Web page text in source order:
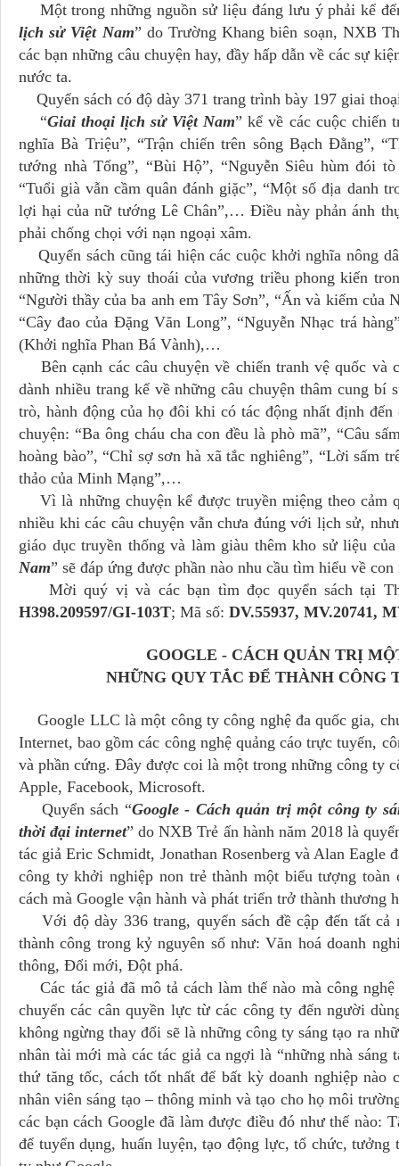
Một trong những nguồn sử liệu đáng lưu ý phải kể
lịch sử Việt Nam” do Trường Khang biên soạn, NXB
các bạn những câu chuyện hay, đầy hấp dẫn về các sự
nước ta.
Quyển sách có độ dày 371 trang trình bày 197 giai
“Giai thoại lịch sử Việt Nam” kể về các cuộc chiến
nghĩa Bà Triệu”, “Trận chiến trên sông Bạch Đằng”,
tướng nhà Tống”, “Bùi Hộ”, “Nguyễn Siêu hùm đói
“Tuổi già vẫn cầm quân đánh giặc”, “Một số địa danh
lợi hại của nữ tướng Lê Chân”,… Điều này phản ánh
phải chống chọi với nạn ngoại xâm.
Quyển sách cũng tái hiện các cuộc khởi nghĩa nông
những thời kỳ suy thoái của vương triều phong kiến
“Người thầy của ba anh em Tây Sơn”, “Ấn và kiếm của
“Cây đao của Đặng Văn Long”, “Nguyễn Nhạc trá
(Khởi nghĩa Phan Bá Vành),…
Bên cạnh các câu chuyện về chiến tranh vệ quốc và
dành nhiều trang kể về những câu chuyện thâm cung
trò, hành động của họ đôi khi có tác động nhất định
chuyện: “Ba ông cháu cha con đều là phò mã”, “Câu
hoàng bào”, “Chỉ sợ sơn hà xã tắc nghiêng”, “Lời sấm
thảo của Minh Mạng”,…
Vì là những chuyện kể được truyền miệng theo cảm
nhiều khi các câu chuyện vẫn chưa đúng với lịch sử,
giáo dục truyền thống và làm giàu thêm kho sử liệu
Nam” sẽ đáp ứng được phần nào nhu cầu tìm hiểu về
Mời quý vị và các bạn tìm đọc quyển sách tại
H398.209597/GI-103T; Mã số: DV.55937, MV.20741,
GOOGLE - CÁCH QUẢN TRỊ
NHỮNG QUY TẮC ĐỂ THÀNH CÔNG
Google LLC là một công ty công nghệ đa quốc gia,
Internet, bao gồm các công nghệ quảng cáo trực tuyến,
và phần cứng. Đây được coi là một trong những công ty
Apple, Facebook, Microsoft.
Quyển sách “Google - Cách quản trị một công ty
thời đại internet” do NXB Trẻ ấn hành năm 2018 là
tác giả Eric Schmidt, Jonathan Rosenberg và Alan
công ty khởi nghiệp non trẻ thành một biểu tượng toàn
cách mà Google vận hành và phát triển trở thành thương
Với độ dày 336 trang, quyển sách đề cập đến tất cả
thành công trong kỷ nguyên số như: Văn hoá doanh
thông, Đổi mới, Đột phá.
Các tác giả đã mô tả cách làm thế nào mà công
chuyển các cân quyền lực từ các công ty đến người
không ngừng thay đổi sẽ là những công ty sáng tạo ra
nhân tài mới mà các tác giả ca ngợi là “những nhà
thứ tăng tốc, cách tốt nhất để bất kỳ doanh nghiệp
nhân viên sáng tạo – thông minh và tạo cho họ môi
các bạn cách Google đã làm được điều đó như thế nào:
để tuyển dụng, huấn luyện, tạo động lực, tổ chức, tưởng